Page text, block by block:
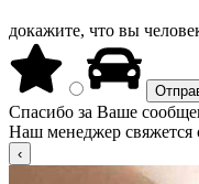
докажите, что вы
Спасибо за Ваше
Наш менеджер